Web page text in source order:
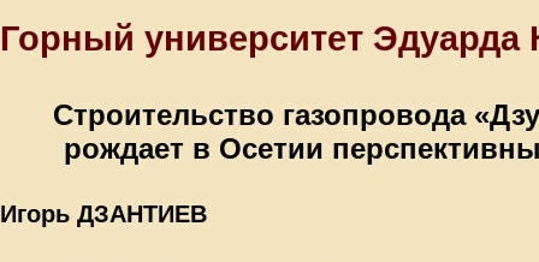
Горный университет Эдуарда
Строительство газопровода
рождает в Осетии
Игорь ДЗАНТИЕВ